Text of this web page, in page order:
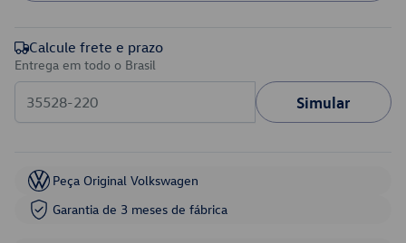
Calcule frete e prazo
Entrega em todo o Brasil
Simular
Peça Original Volkswagen
Garantia de 3 meses de fábrica